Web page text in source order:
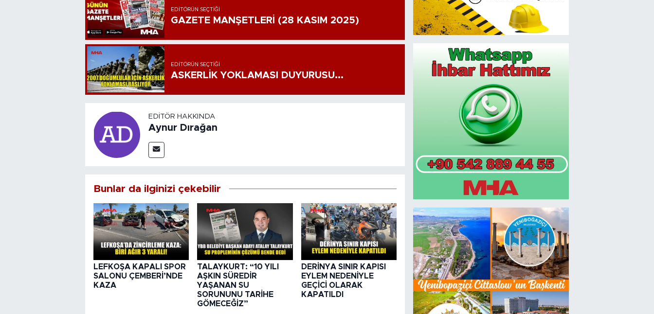
EDITÖRÜN SEÇTIĞI
GAZETE MANŞETLERİ (28 KASIM 2025)
EDITÖRÜN SEÇTIĞI
ASKERLİK YOKLAMASI DUYURUSU...
EDITÖR HAKKINDA
Aynur Dırağan
Bunlar da ilginizi çekebilir
LEFKOŞA KAPALI SPOR
SALONU ÇEMBERİ’NDE
KAZA
TALAYKURT: “10 YILI
AŞKIN SÜREDİR
YAŞANAN SU
SORUNUNU TARİHE
GÖMECEĞİZ”
DERİNYA SINIR KAPISI
EYLEM NEDENİYLE
GEÇİCİ OLARAK
KAPATILDI